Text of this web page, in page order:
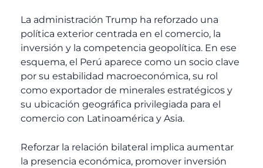
La administración Trump ha reforzado una
política exterior centrada en el comercio, la
inversión y la competencia geopolítica. En ese
esquema, el Perú aparece como un socio clave
por su estabilidad macroeconómica, su rol
como exportador de minerales estratégicos y
su ubicación geográfica privilegiada para el
comercio con Latinoamérica y Asia.
Reforzar la relación bilateral implica aumentar
la presencia económica, promover inversión